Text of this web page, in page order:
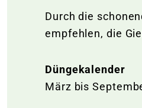
Durch die
empfehlen, die
Düngekalender
März bis